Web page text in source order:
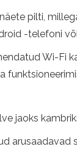
pilti,
-telefoni
Wi-Fi
jaoks
arusaadavad